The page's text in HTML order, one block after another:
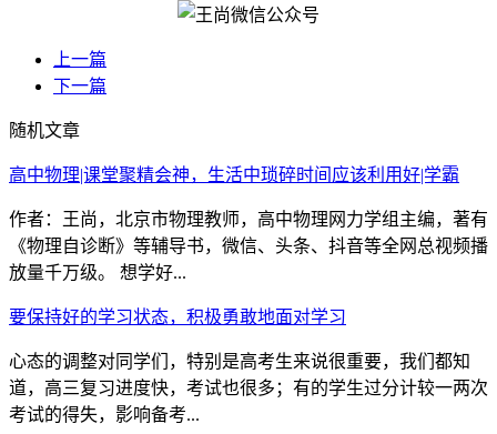
上一篇
下一篇
随机文章
高中物理|课堂聚精会神，生活中琐碎时间应该利用好|学霸
作者：王尚，北京市物理教师，高中物理网力学组主编，著有
《物理自诊断》等辅导书，微信、头条、抖音等全网总视频播
放量千万级。 想学好...
要保持好的学习状态，积极勇敢地面对学习
心态的调整对同学们，特别是高考生来说很重要，我们都知
道，高三复习进度快，考试也很多；有的学生过分计较一两次
考试的得失，影响备考...